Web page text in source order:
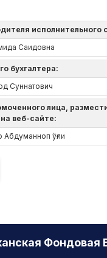
исполнительного
Саидовна
бухгалтера:
Суннатович
лица,
веб-сайте:
ўғли
Фондовая